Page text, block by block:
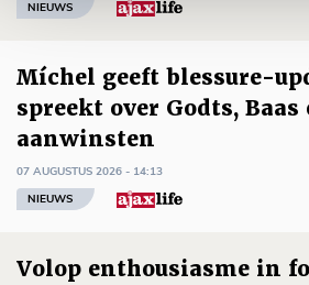
NIEUWS
Míchel geeft blessure-
spreekt over Godts, Baas
aanwinsten
07 AUGUSTUS 2026 - 14:13
NIEUWS
Volop enthousiasme in